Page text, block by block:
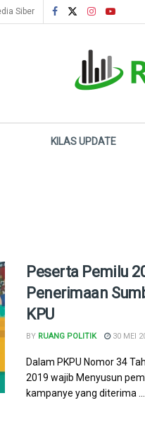
Siber
KILAS UPDATE
Peserta Pemilu
Penerimaan
KPU
BY RUANG POLITIK 30 MEI
Dalam PKPU Nomor 34
2019 wajib Menyusun
kampanye yang diterima ...